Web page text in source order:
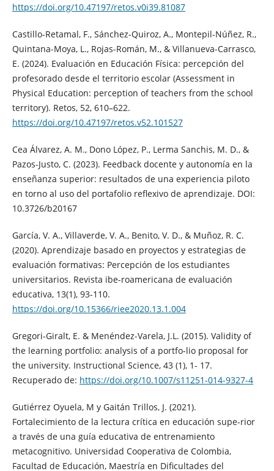
https://doi.org/10.47197/retos.v0i39.81087
Castillo-Retamal, F., Sánchez-Quiroz, A., Montepil-Núñez, R.,
Quintana-Moya, L., Rojas-Román, M., & Villanueva-Carrasco,
E. (2024). Evaluación en Educación Física: percepción del
profesorado desde el territorio escolar (Assessment in
Physical Education: perception of teachers from the school
territory). Retos, 52, 610–622.
https://doi.org/10.47197/retos.v52.101527
Cea Álvarez, A. M., Dono López, P., Lerma Sanchis, M. D., &
Pazos-Justo, C. (2023). Feedback docente y autonomía en la
enseñanza superior: resultados de una experiencia piloto
en torno al uso del portafolio reflexivo de aprendizaje. DOI:
10.3726/b20167
García, V. A., Villaverde, V. A., Benito, V. D., & Muñoz, R. C.
(2020). Aprendizaje basado en proyectos y estrategias de
evaluación formativas: Percepción de los estudiantes
universitarios. Revista ibe-roamericana de evaluación
educativa, 13(1), 93-110.
https://doi.org/10.15366/riee2020.13.1.004
Gregori-Giralt, E. & Menéndez-Varela, J.L. (2015). Validity of
the learning portfolio: analysis of a portfo-lio proposal for
the university. Instructional Science, 43 (1), 1- 17.
Recuperado de: https://doi.org/10.1007/s11251-014-9327-4
Gutiérrez Oyuela, M y Gaitán Trillos, J. (2021).
Fortalecimiento de la lectura crítica en educación supe-rior
a través de una guía educativa de entrenamiento
metacognitivo. Universidad Cooperativa de Colombia,
Facultad de Educación, Maestría en Dificultades del